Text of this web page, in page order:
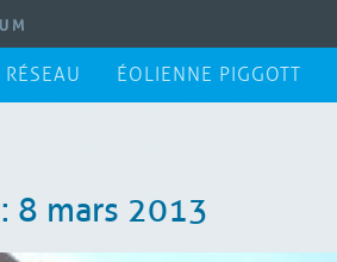
RÉSEAU ÉOLIENNE PIGGOTT
8 mars 2013